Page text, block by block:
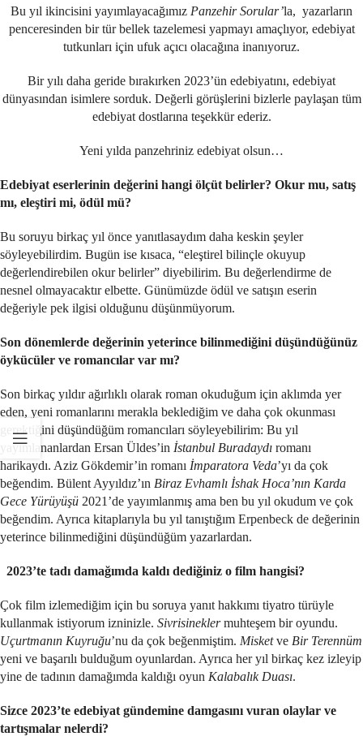
Bu yıl ikincisini yayımlayacağımız Panzehir Sorular’la, yazarların
penceresinden bir tür bellek tazelemesi yapmayı amaçlıyor, edebiyat
tutkunları için ufuk açıcı olacağına inanıyoruz.
Bir yılı daha geride bırakırken 2023’ün edebiyatını, edebiyat
dünyasından isimlere sorduk. Değerli görüşlerini bizlerle paylaşan tüm
edebiyat dostlarına teşekkür ederiz.
Yeni yılda panzehriniz edebiyat olsun…
Edebiyat eserlerinin değerini hangi ölçüt belirler? Okur mu, satış
mı, eleştiri mi, ödül mü?
Bu soruyu birkaç yıl önce yanıtlasaydım daha keskin şeyler
söyleyebilirdim. Bugün ise kısaca, “eleştirel bilinçle okuyup
değerlendirebilen okur belirler” diyebilirim. Bu değerlendirme de
nesnel olmayacaktır elbette. Günümüzde ödül ve satışın eserin
değeriyle pek ilgisi olduğunu düşünmüyorum.
Son dönemlerde değerinin yeterince bilinmediğini düşündüğünüz
öykücüler ve romancılar var mı?
Son birkaç yıldır ağırlıklı olarak roman okuduğum için aklımda yer
eden, yeni romanlarını merakla beklediğim ve daha çok okunması
gerektiğini düşündüğüm romancıları söyleyebilirim: Bu yıl
yayımlananlardan Ersan Üldes’in İstanbul Buradaydı romanı
harikaydı. Aziz Gökdemir’in romanı İmparatora Veda’yı da çok
beğendim. Bülent Ayyıldız’ın Biraz Evhamlı İshak Hoca’nın Karda
Gece Yürüyüşü 2021’de yayımlanmış ama ben bu yıl okudum ve çok
beğendim. Ayrıca kitaplarıyla bu yıl tanıştığım Erpenbeck de değerinin
yeterince bilinmediğini düşündüğüm yazarlardan.
2023’te tadı damağımda kaldı dediğiniz o film hangisi?
Çok film izlemediğim için bu soruya yanıt hakkımı tiyatro türüyle
kullanmak istiyorum izninizle. Sivrisineklermuhteşem bir oyundu.
Uçurtmanın Kuyruğu’nu da çok beğenmiştim. Misketve Bir Terennüm
yeni ve başarılı bulduğum oyunlardan. Ayrıca her yıl birkaç kez izleyip
yine de tadının damağımda kaldığı oyun Kalabalık Duası.
Sizce 2023’te edebiyat gündemine damgasını vuran olaylar ve
tartışmalar nelerdi?